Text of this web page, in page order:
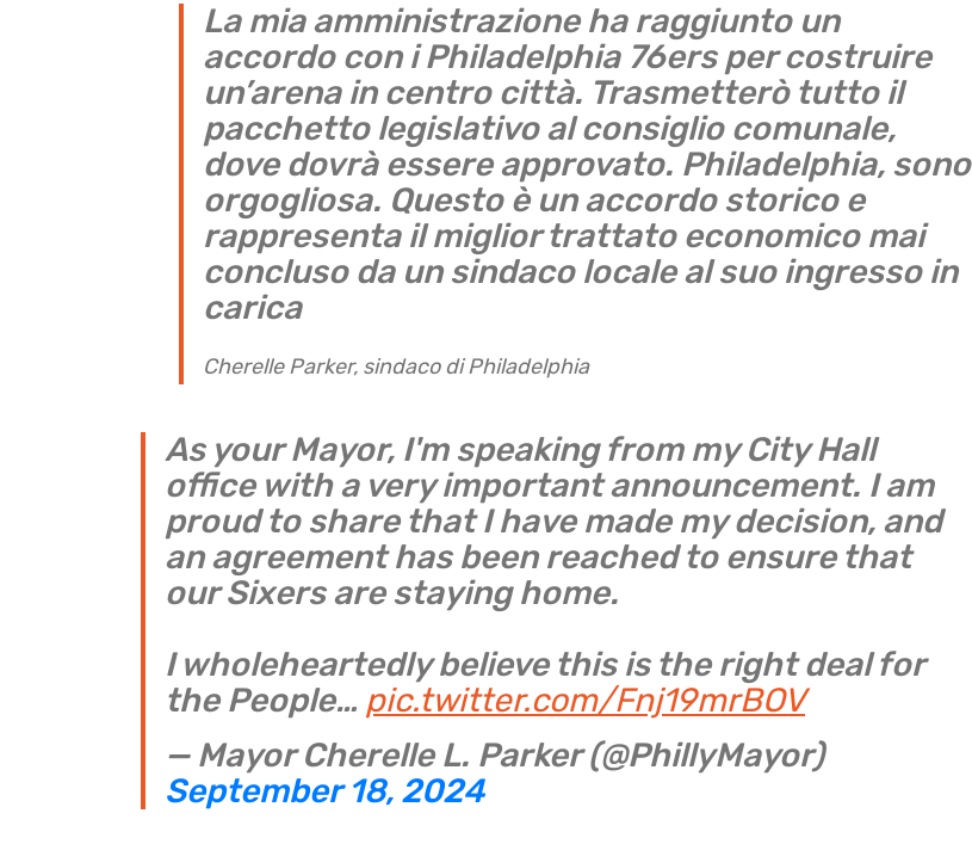
La mia amministrazione ha raggiunto un
accordo con i Philadelphia 76ers per costruire
un’arena in centro città. Trasmetterò tutto il
pacchetto legislativo al consiglio comunale,
dove dovrà essere approvato. Philadelphia, sono
orgogliosa. Questo è un accordo storico e
rappresenta il miglior trattato economico mai
concluso da un sindaco locale al suo ingresso in
carica
Cherelle Parker, sindaco di Philadelphia
As your Mayor, I'm speaking from my City Hall
office with a very important announcement. I am
proud to share that I have made my decision, and
an agreement has been reached to ensure that
our Sixers are staying home.
I wholeheartedly believe this is the right deal for
the People… pic.twitter.com/Fnj19mrBOV
— Mayor Cherelle L. Parker (@PhillyMayor)
September 18, 2024